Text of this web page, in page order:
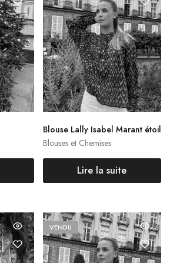
Blouses et Chemises
Blouse Lally Isabel Marant étoil
e
Lire la suite
VENDU